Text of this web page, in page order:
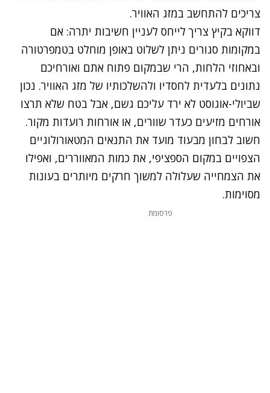
צריכים להתחשב במזג האוויר.
דווקא בקיץ צריך לייחס לעניין חשיבות יתרה: אם
במקומות סגורים ניתן לשלוט באופן מוחלט בטמפרטורה
ובאחוזי הלחות, הרי שבמקום פתוח אתם ואורחיכם
נתונים בלעדית לחסדיו ולהשלכותיו של מזג האוויר. נכון
שביולי-אוגוסט לא ירד עליכם גשם, אבל בטח שלא תרצו
אורחים מזיעים כעדר שוורים, או אורחות רועדות מקור.
חשוב לבחון מבעוד מועד את התנאים המטאורולוגיים
הצפויים במקום הספציפי, את כמות המאווררים, ואפילו
את הצמחייה שעלולה למשוך חרקים מיותרים בעונות
מסוימות.
פרסומת